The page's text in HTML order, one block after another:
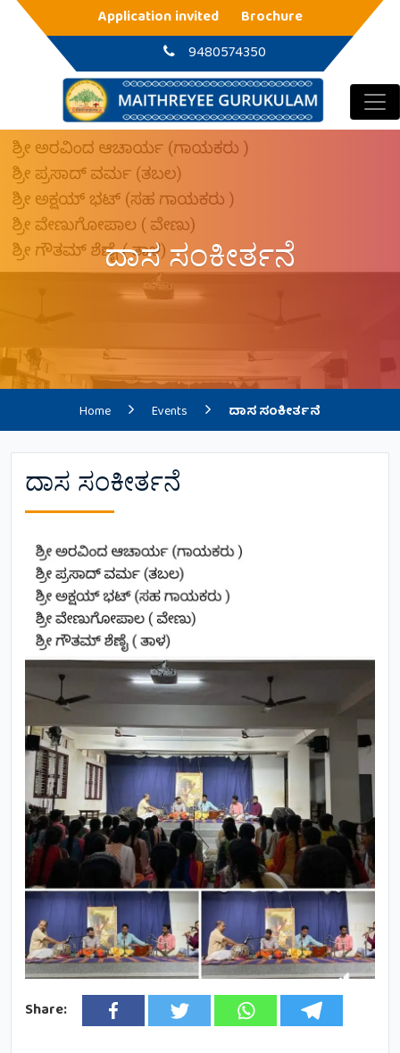
Main Navigation
Application invited
Brochure
9480574350
ದಾಸ ಸಂಕೀರ್ತನೆ
Home Events ದಾಸ ಸಂಕೀರ್ತನೆ
ದಾಸ ಸಂಕೀರ್ತನೆ
Share: